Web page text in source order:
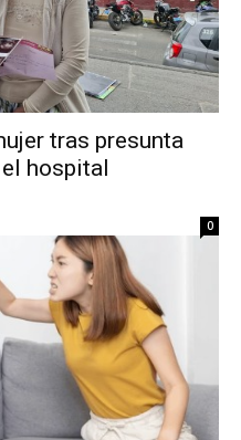
tras presunta
hospital
0